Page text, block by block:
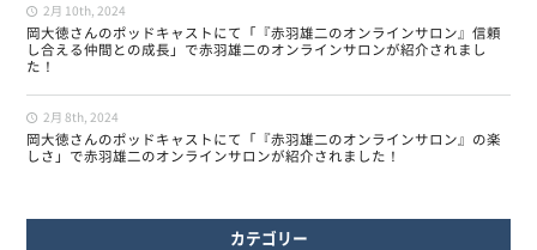
2月 10th, 2024
岡大徳さんのポッドキャストにて「『赤羽雄二のオンラインサロン』信頼
し合える仲間との成長」で赤羽雄二のオンラインサロンが紹介されまし
た！
2月 8th, 2024
岡大徳さんのポッドキャストにて「『赤羽雄二のオンラインサロン』の楽
しさ」で赤羽雄二のオンラインサロンが紹介されました！
カテゴリー